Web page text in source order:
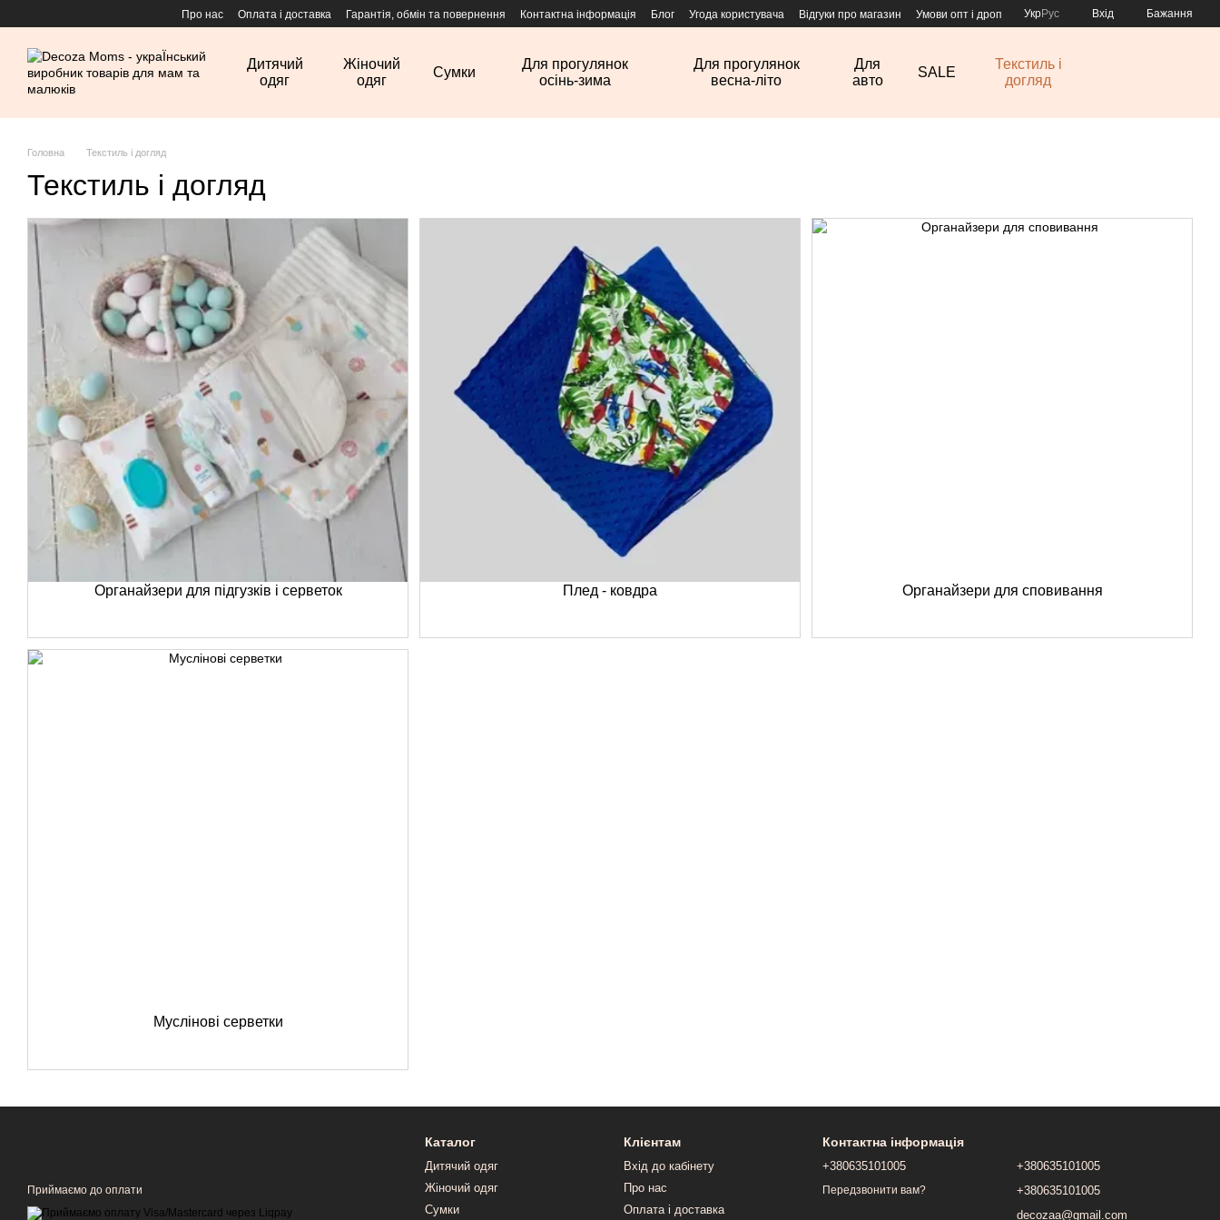
Перейти до основного контентуПро нас Оплата і доставка Гарантія, обмін та повернення Контактна інформація Блог Угода користувача Відгуки про магазин Умови опт і дроп УкрРус Вхід Бажання
Дитячий
одяг
Жіночий
одяг
Сумки
Для прогулянок
осінь-зима
Для прогулянок
весна-літо
Для
авто
SALE
Текстиль і
догляд
Головна Текстиль і догляд
Текстиль і догляд
Органайзери для підгузків і серветок Плед - ковдра Органайзери для сповивання
Муслінові серветки
Приймаємо до оплати
Каталог
Дитячий одяг
Жіночий одяг
Сумки
Клієнтам
Вхід до кабінету
Про нас
Оплата і доставка
Контактна інформація
+380635101005
Передзвонити вам?
+380635101005
+380635101005
decozaa@gmail.com